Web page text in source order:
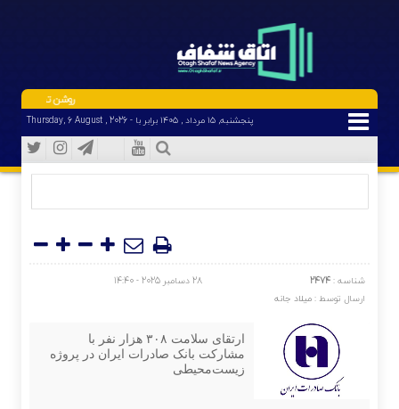
روشن تر از خبر |
پنجشنبه, ۱۵ مرداد , ۱۴۰۵ برابر با - Thursday, 6 August , 2026
شناسه :2474
28 دسامبر 2025 - 14:40
ارسال توسط :میلاد جانه
ارتقای سلامت ۳۰۸ هزار نفر با
مشارکت بانک صادرات ایران در پروژه
زیست‌محیطی